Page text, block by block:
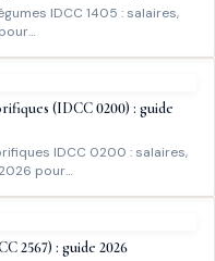
IDCC 1405 : salaires,
(IDCC 0200) : guide
IDCC 0200 : salaires,
pour…
2567) : guide 2026